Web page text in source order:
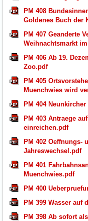
PM 408
Goldenes Buch der
PM 407 Geanderte
Weihnachtsmarkt
PM 406 Ab 19.
Zoo.pdf
PM 405
Muenchwies wird
PM 404
PM 403 Antraege
einreichen.pdf
PM 402 Oeffnungs-
Jahreswechsel.pdf
PM 401
Muenchwies.pdf
PM 400
PM 399 Wasser auf
PM 398 Ab sofort